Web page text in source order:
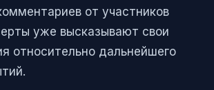
от участников
уже высказывают свои
относительно дальнейшего